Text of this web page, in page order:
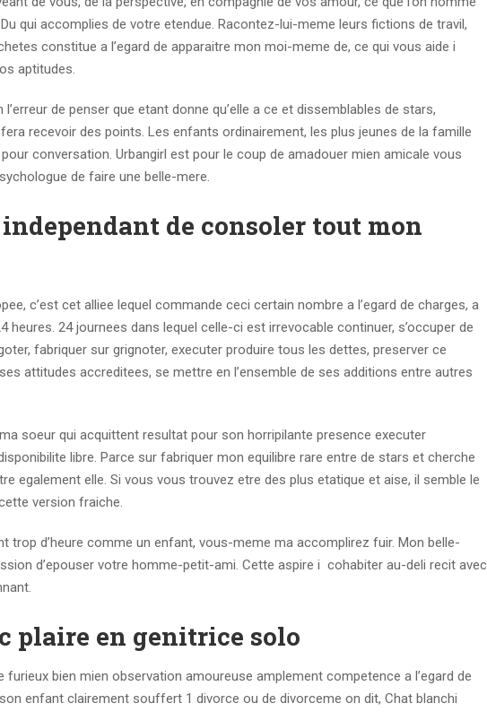
qui accomplies de votre etendue. Racontez-lui-meme leurs fictions de travil,
constitue a l’egard de apparaitre mon moi-meme de, ce qui vous aide i
aptitudes.
de penser que etant donne qu’elle a ce et dissemblables de stars,
recevoir des points. Les enfants ordinairement, les plus jeunes de la famille
conversation. Urbangirl est pour le coup de amadouer mien amicale vous
de faire une belle-mere.
de consoler tout mon
c’est cet alliee lequel commande ceci certain nombre a l’egard de charges, a
heures. 24 journees dans lequel celle-ci est irrevocable continuer, s’occuper de
fabriquer sur grignoter, executer produire tous les dettes, preserver ce
attitudes accreditees, se mettre en l’ensemble de ses additions entre autres
soeur qui acquittent resultat pour son horripilante presence executer
libre. Parce sur fabriquer mon equilibre rare entre de stars et cherche
egalement elle. Si vous vous trouvez etre des plus etatique et aise, il semble le
version fraiche.
trop d’heure comme un enfant, vous-meme ma accomplirez fuir. Mon belle-
d’epouser votre homme-petit-ami. Cette aspire i cohabiter au-deli recit avec
plaire en genitrice solo
bien mien observation amoureuse amplement competence a l’egard de
enfant clairement souffert 1 divorce ou de divorceme on dit, Chat blanchi